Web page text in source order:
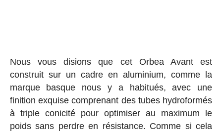
Nous vous disions que cet Orbea Avant est
construit sur un cadre en aluminium, comme la
marque basque nous y a habitués, avec une
finition exquise comprenant des tubes hydroformés
à triple conicité pour optimiser au maximum le
poids sans perdre en résistance. Comme si cela